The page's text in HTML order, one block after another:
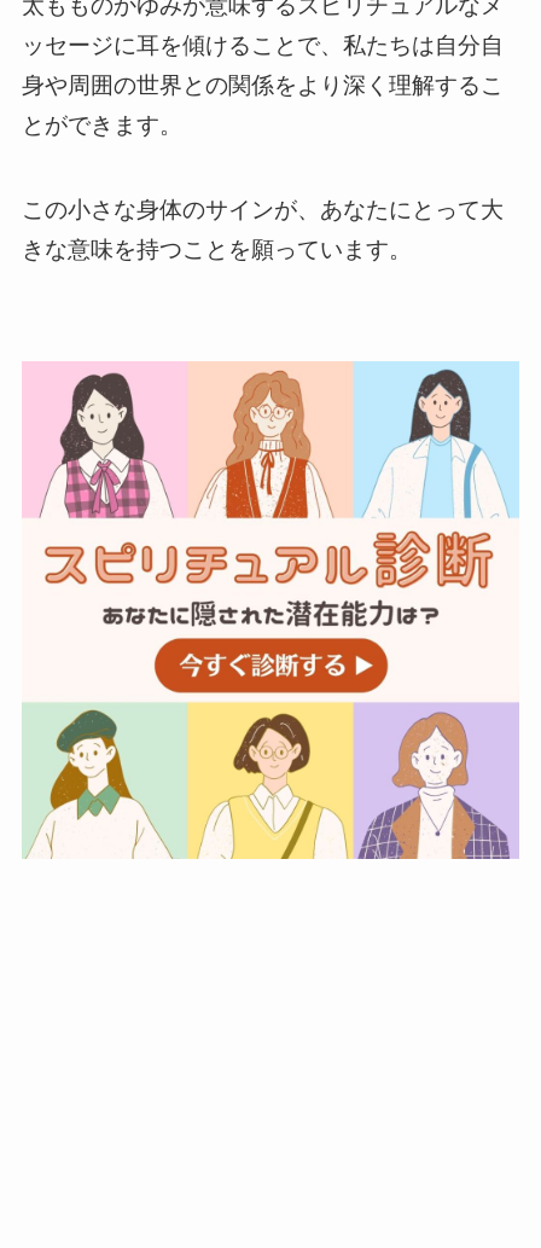
太もものかゆみが意味するスピリチュアルなメ
ッセージに耳を傾けることで、私たちは自分自
身や周囲の世界との関係をより深く理解するこ
とができます。
この小さな身体のサインが、あなたにとって大
きな意味を持つことを願っています。